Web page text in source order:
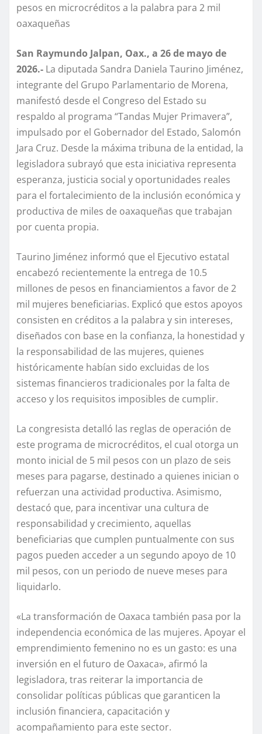
pesos en microcréditos a la palabra para 2 mil
oaxaqueñas
San Raymundo Jalpan, Oax., a 26 de mayo de
2026.- La diputada Sandra Daniela Taurino Jiménez,
integrante del Grupo Parlamentario de Morena,
manifestó desde el Congreso del Estado su
respaldo al programa “Tandas Mujer Primavera”,
impulsado por el Gobernador del Estado, Salomón
Jara Cruz. Desde la máxima tribuna de la entidad, la
legisladora subrayó que esta iniciativa representa
esperanza, justicia social y oportunidades reales
para el fortalecimiento de la inclusión económica y
productiva de miles de oaxaqueñas que trabajan
por cuenta propia.
Taurino Jiménez informó que el Ejecutivo estatal
encabezó recientemente la entrega de 10.5
millones de pesos en financiamientos a favor de 2
mil mujeres beneficiarias. Explicó que estos apoyos
consisten en créditos a la palabra y sin intereses,
diseñados con base en la confianza, la honestidad y
la responsabilidad de las mujeres, quienes
históricamente habían sido excluidas de los
sistemas financieros tradicionales por la falta de
acceso y los requisitos imposibles de cumplir.
La congresista detalló las reglas de operación de
este programa de microcréditos, el cual otorga un
monto inicial de 5 mil pesos con un plazo de seis
meses para pagarse, destinado a quienes inician o
refuerzan una actividad productiva. Asimismo,
destacó que, para incentivar una cultura de
responsabilidad y crecimiento, aquellas
beneficiarias que cumplen puntualmente con sus
pagos pueden acceder a un segundo apoyo de 10
mil pesos, con un periodo de nueve meses para
liquidarlo.
«La transformación de Oaxaca también pasa por la
independencia económica de las mujeres. Apoyar el
emprendimiento femenino no es un gasto: es una
inversión en el futuro de Oaxaca», afirmó la
legisladora, tras reiterar la importancia de
consolidar políticas públicas que garanticen la
inclusión financiera, capacitación y
acompañamiento para este sector.